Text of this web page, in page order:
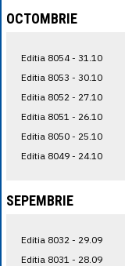
OCTOMBRIE
Editia 8054 - 31.10
Editia 8053 - 30.10
Editia 8052 - 27.10
Editia 8051 - 26.10
Editia 8050 - 25.10
Editia 8049 - 24.10
SEPEMBRIE
Editia 8032 - 29.09
Editia 8031 - 28.09